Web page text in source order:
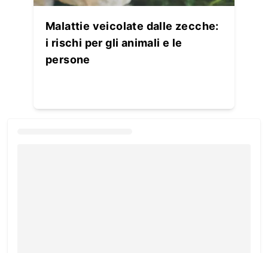
Malattie veicolate dalle zecche:
i rischi per gli animali e le
persone